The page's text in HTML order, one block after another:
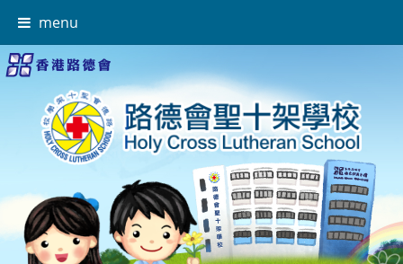
menu